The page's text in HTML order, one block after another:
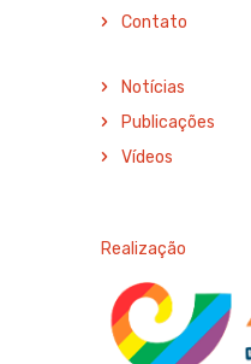
Contato
Notícias
Publicações
Vídeos
Realização